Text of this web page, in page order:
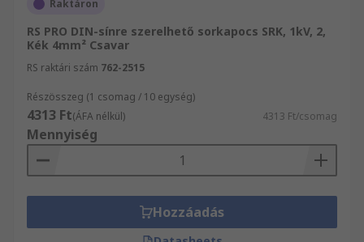
Raktáron
RS PRO DIN-sínre szerelhető sorkapocs SRK, 1kV, 2,
Kék 4mm² Csavar
RS raktári szám 762-2515
Részösszeg (1 csomag / 10 egység)
4313 Ft(ÁFA nélkül) 4313 Ft/csomag
Mennyiség
Hozzáadás